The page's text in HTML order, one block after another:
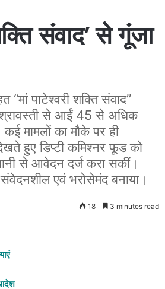
संवाद’ से गूंजा
पाटेश्वरी शक्ति संवाद”
श्रावस्ती से आईं 45 से अधिक
मामलों का मौके पर ही
हुए डिप्टी कमिश्नर फूड को
से आवेदन दर्ज करा सकीं।
एवं भरोसेमंद बनाया।
18 3 minutes read